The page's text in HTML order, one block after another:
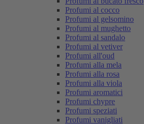
Profumi al cocco
Profumi al gelsomino
Profumi al mughetto
Profumi al sandalo
Profumi al vetiver
Profumi all'oud
Profumi alla mela
Profumi alla rosa
Profumi alla viola
Profumi aromatici
Profumi chypre
Profumi speziati
Profumi vanigliati